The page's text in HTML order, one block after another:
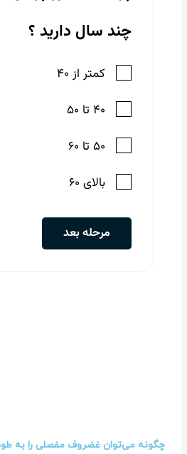
چگونه می‌توان غضروف مفصلی را به